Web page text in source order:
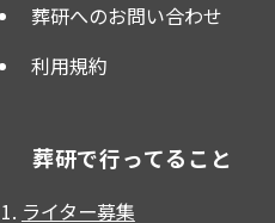
葬研へのお問い合わせ
利用規約
葬研で行ってること
ライター募集